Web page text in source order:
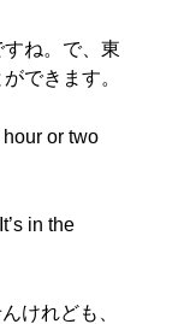
ね。で、東
できます。
or two
in the
けれども、